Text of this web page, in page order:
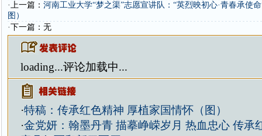
·上一篇： 河南工业大学“梦之渠”志愿宣讲队：“英烈映初心·青春承使
图）
·下一篇：无
loading...评论加载中...
·特稿：传承红色精神 厚植家国情怀（图）
·金党妍：翰墨丹青 描摹峥嵘岁月 热血忠心 传